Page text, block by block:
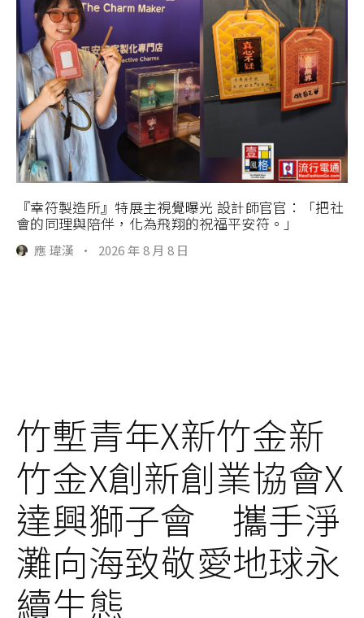
『幸符製造所』特展主視覺曝光 設計師官官：「把社
會的同理與陪伴，化為飛翔的祝福平安符。」
應 瑋漢 · 2026 年 8 月 8 日
竹塹青年X新竹金新
竹金X創新創業協會X
達興獅子會 攜手淨
灘向海致敬愛地球永
續生態